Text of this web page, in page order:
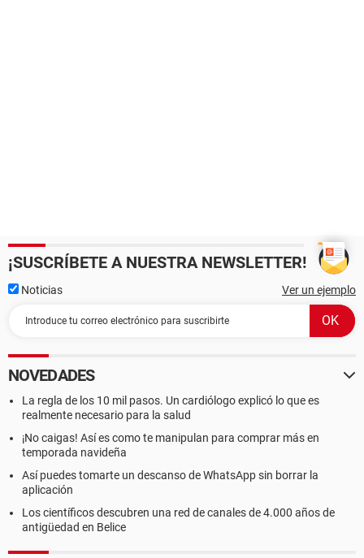
¡SUSCRÍBETE A NUESTRA NEWSLETTER!
Noticias Ver un ejemplo
NOVEDADES
La regla de los 10 mil pasos. Un cardiólogo explicó lo que es
realmente necesario para la salud
¡No caigas! Así es como te manipulan para comprar más en
temporada navideña
Así puedes tomarte un descanso de WhatsApp sin borrar la
aplicación
Los científicos descubren una red de canales de 4.000 años de
antigüedad en Belice